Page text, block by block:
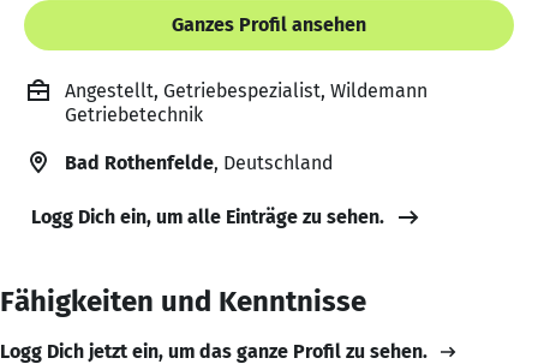
Ganzes Profil ansehen
Angestellt, Getriebespezialist, Wildemann
Getriebetechnik
Bad Rothenfelde, Deutschland
Logg Dich ein, um alle Einträge zu sehen.
Fähigkeiten und Kenntnisse
Logg Dich jetzt ein, um das ganze Profil zu sehen.